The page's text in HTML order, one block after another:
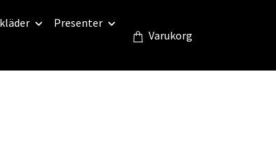
Presenter
Varukorg